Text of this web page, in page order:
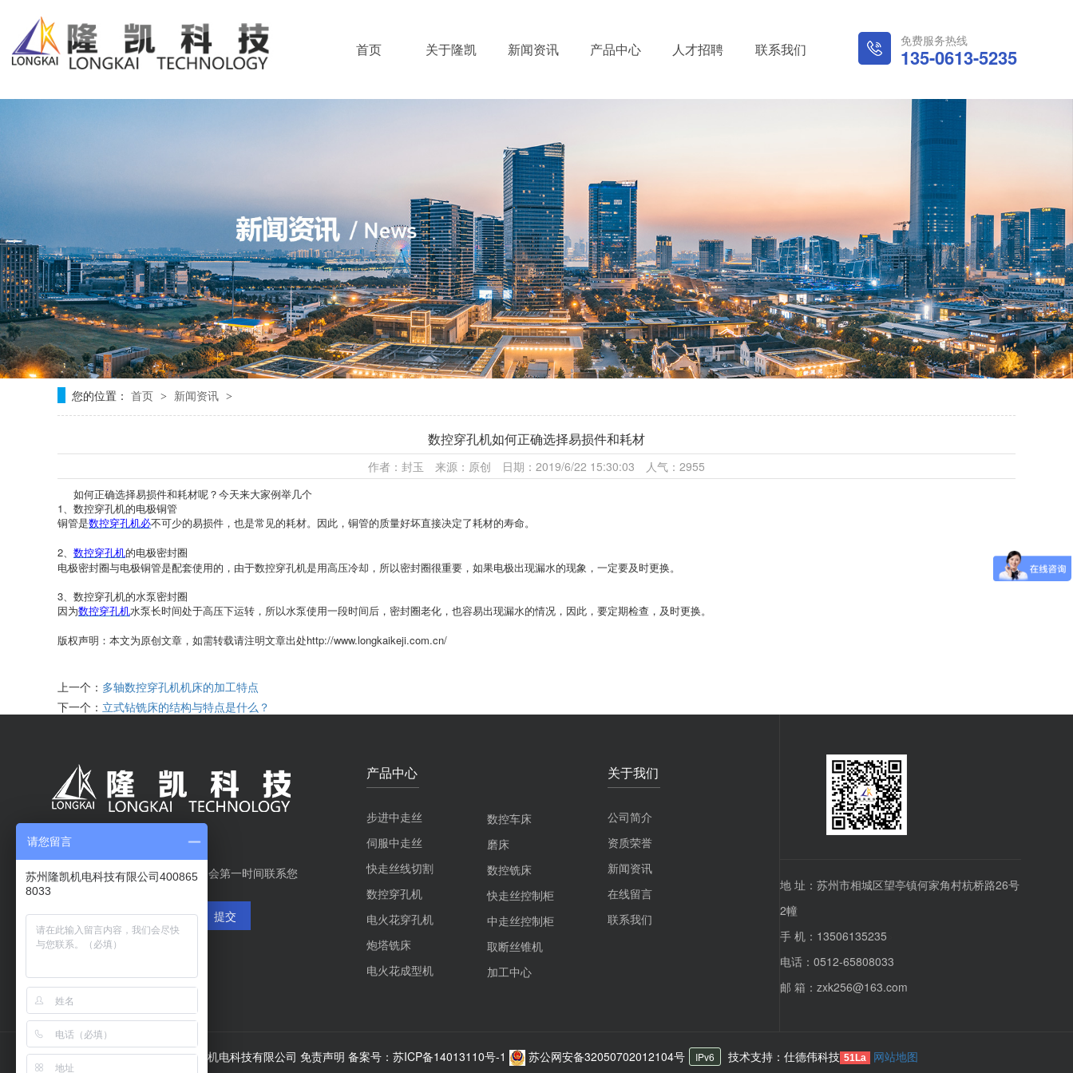
首页 关于隆凯 新闻资讯 产品中心 人才招聘 联系我们 免费服务热线
135-0613-5235
您的位置： 首页 > 新闻资讯 >
数控穿孔机如何正确选择易损件和耗材
作者：封玉 来源：原创 日期：2019/6/22 15:30:03 人气：2955
如何正确选择易损件和耗材呢？今天来大家例举几个
1、数控穿孔机的电极铜管
铜管是数控穿孔机必不可少的易损件，也是常见的耗材。因此，铜管的质量好坏直接决定了耗材的寿命。
2、
数控穿孔机的电极密封圈
电极密封圈与电极铜管是配套使用的，由于数控穿孔机是用高压冷却，所以密封圈很重要，如果电极出现漏水的现象，一定要及时更换。
3、数控穿孔机的水泵密封圈
因为数控穿孔机水泵长时间处于高压下运转，所以水泵使用一段时间后，密封圈老化，也容易出现漏水的情况，因此，要定期检查，及时更换。
版权声明：本文为原创文章，如需转载请注明文章出处http://www.longkaikeji.com.cn/
上一个： 多轴数控穿孔机机床的加工特点
下一个： 立式钻铣床的结构与特点是什么？
在线留言
如有需求请留下联系方式，我们会第一时间联系您
提交
产品中心
步进中走丝
伺服中走丝
快走丝线切割
数控穿孔机
电火花穿孔机
炮塔铣床
电火花成型机
数控车床
磨床
数控铣床
快走丝控制柜
中走丝控制柜
取断丝锥机
加工中心
关于我们
公司简介
资质荣誉
新闻资讯
在线留言
联系我们
地 址：苏州市相城区望亭镇何家角村杭桥路26号
2幢
手 机：13506135235
电话：0512-65808033
邮 箱：zxk256@163.com
copy; 2020 Copyright 苏州隆凯机电科技有限公司 免责声明 备案号：苏ICP备14013110号-1 苏公网安备32050702012104号 IPv6 技术支持：仕德伟科技 51La 网站地图
请您留言
苏州隆凯机电科技有限公司400865
8033